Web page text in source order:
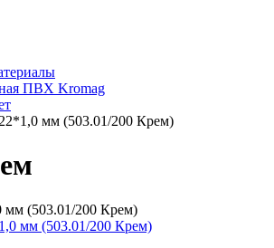
ПВХ Kromag
мм (503.01/200 Крем)
(503.01/200 Крем)